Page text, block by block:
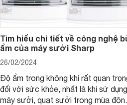
Tìm hiểu chi tiết về công nghệ
ẩm của máy sưởi Sharp
26/02/2024
Độ ẩm trong không khí rất quan
đối với sức khỏe, nhất là khi sử dụng
máy sưởi, quạt sưởi trong mùa